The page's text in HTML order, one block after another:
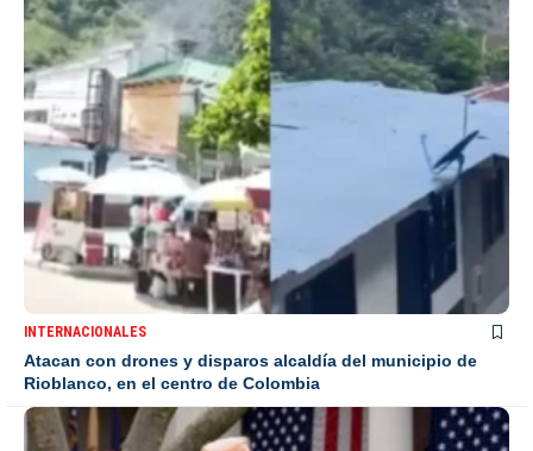
INTERNACIONALES
Atacan con drones y disparos alcaldía del municipio de
Rioblanco, en el centro de Colombia